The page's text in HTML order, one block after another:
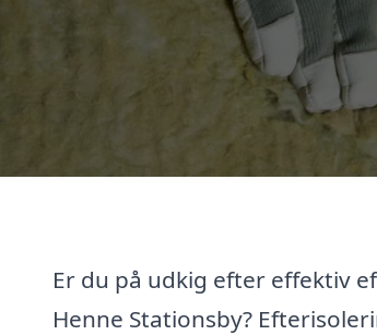
Er du på udkig efter effektiv
Henne Stationsby?